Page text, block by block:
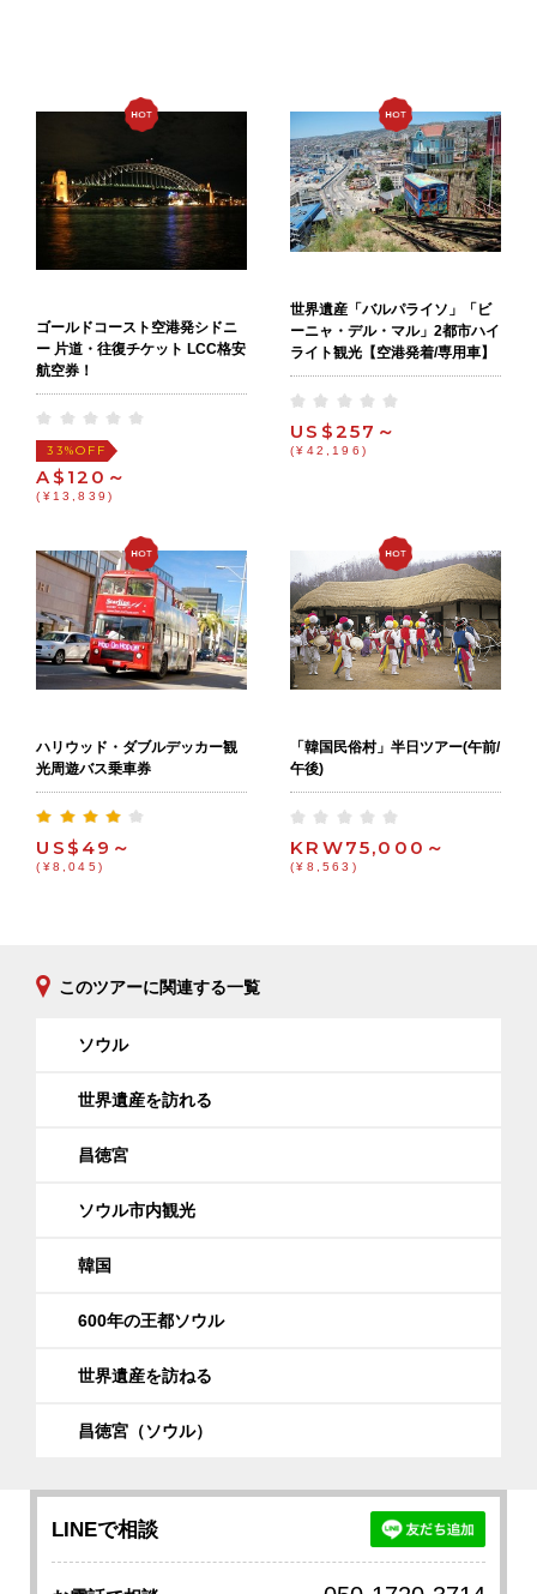
ゴールドコースト空港発シドニ
ー 片道・往復チケット LCC格安
航空券！
33%OFF
A$120～
(¥13,839)
世界遺産「バルパライソ」「ビ
ーニャ・デル・マル」2都市ハイ
ライト観光【空港発着/専用車】
US$257～
(¥42,196)
ハリウッド・ダブルデッカー観
光周遊バス乗車券
US$49～
(¥8,045)
「韓国民俗村」半日ツアー(午前/
午後)
KRW75,000～
(¥8,563)
このツアーに関連する一覧
ソウル
世界遺産を訪れる
昌徳宮
ソウル市内観光
韓国
600年の王都ソウル
世界遺産を訪ねる
昌徳宮（ソウル）
LINEで相談